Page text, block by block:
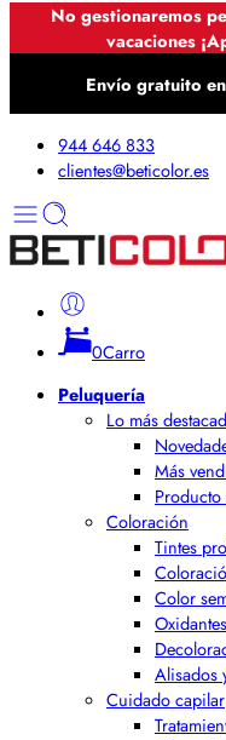
No gestionaremos
vacaciones
Envío gratuito
944 646 833
clientes@beticolor.es
0Carro
Peluquería
Lo más
Más
Coloración
Tintes
Color
Alisados
Cuidado capilar